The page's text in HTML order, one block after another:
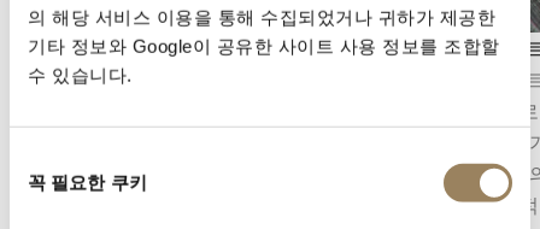
의 해당 서비스 이용을 통해 수집되었거나 귀하가 제공한
기타 정보와 Google이 공유한 사이트 사용 정보를 조합할
수 있습니다.
꼭 필요한 쿠키
앙글라주
앙글라주(베벨링)는 무브먼트 부품의 모서리를
섬세하게 반사하며, 부품 하나하나에 깃든 정교
직선 스
직선
칙적으
식 마
하고,
기하학